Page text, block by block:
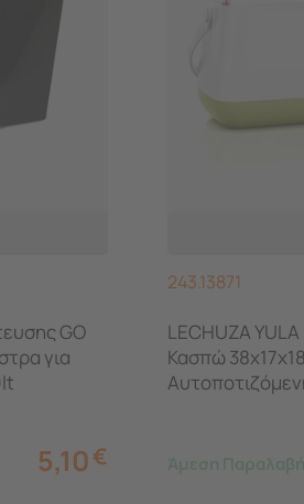
GO
για
5,10€
243.13871
LECHUZA
Κασπώ
Άμεση Παραλαβή